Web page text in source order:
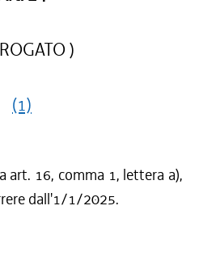
)
(1)
art. 16, comma 1, lettera a),
dall'1/1/2025.